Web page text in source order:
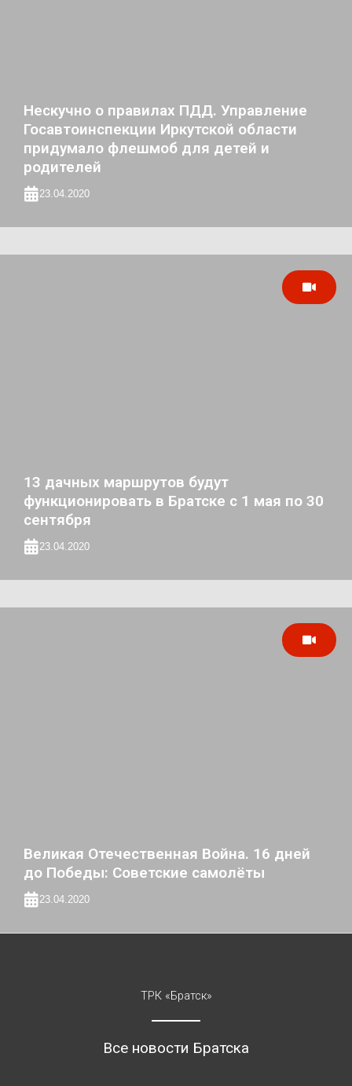
Нескучно о правилах ПДД. Управление
Госавтоинспекции Иркутской области
придумало флешмоб для детей и
родителей
23.04.2020
13 дачных маршрутов будут
функционировать в Братске с 1 мая по 30
сентября
23.04.2020
Великая Отечественная Война. 16 дней
до Победы: Советские самолёты
23.04.2020
ТРК «Братск»
Все новости Братска